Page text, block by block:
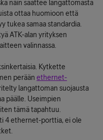
näin saattee langattomasta
ottaa huomioon että
tukea samaa standardia.
ATK-alan yrityksen
valinnassa.
Kytkette
perään ethernet-
langattoman suojausta
päälle. Useimpien
tämä tapahtuu.
4 ethernet-porttia, ei ole